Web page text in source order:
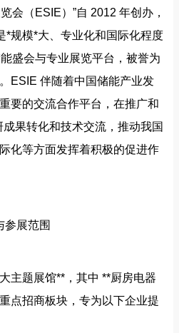
会（ESIE）”自 2012 年创办，
*规模*大、专业化和国际化程度
盛会与专业展览平台，被誉为
ESIE 伴随着中国储能产业发
要的交流合作平台，在推广和
果转化和技术交流，推动我国
化等方面发挥着积极的促进作
参展范围
主题展馆**，其中 **厨房电器
点招商板块，专为以下企业提